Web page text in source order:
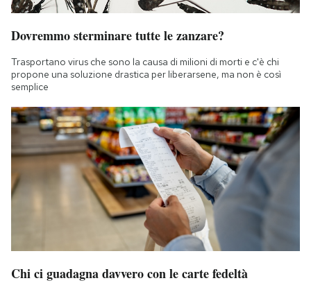
Dovremmo sterminare tutte le zanzare?
Trasportano virus che sono la causa di milioni di morti e c'è chi
propone una soluzione drastica per liberarsene, ma non è così
semplice
Chi ci guadagna davvero con le carte fedeltà